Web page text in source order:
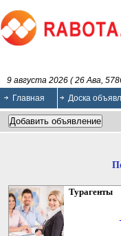
9 августа 2026 ( 26 Ава,
Главная
Доска
Турагенты